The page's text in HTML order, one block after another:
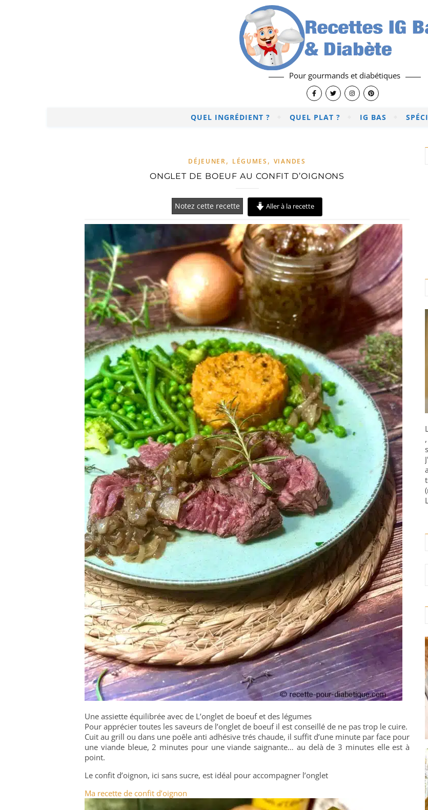
Pour gourmands et diabétiques
QUEL INGRÉDIENT ? QUEL PLAT ? IG BAS
DÉJEUNER, LÉGUMES , VIANDES
ONGLET DE BOEUF AU CONFIT D’OIGNONS
Notez cette recette Aller à la recette
Une assiette équilibrée avec de L’onglet de boeuf et des légumes
Pour apprécier toutes les saveurs de l’onglet de boeuf il est conseillé de ne pas trop le cuire.
Cuit au grill ou dans une poêle anti adhésive trés chaude, il suffit d’une minute par face pour
une viande bleue, 2 minutes pour une viande saignante… au delà de 3 minutes elle est à
point.
Le confit d’oignon, ici sans sucre, est idéal pour accompagner l’onglet
Ma recette de confit d’oignon